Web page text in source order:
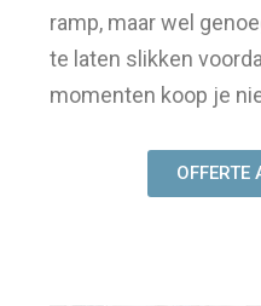
ramp, maar wel
te laten slikken
momenten koop je
OFFERTE